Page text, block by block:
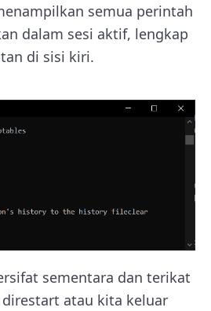
semua perintah
dalam sesi aktif, lengkap
di sisi kiri.
sementara dan terikat
direstart atau kita keluar